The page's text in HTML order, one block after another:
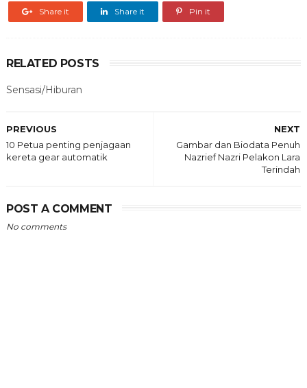
Share it Share it Pin it
RELATED POSTS
Sensasi/Hiburan
NEXT
Gambar dan Biodata Penuh
Nazrief Nazri Pelakon Lara
Terindah
PREVIOUS
10 Petua penting penjagaan
kereta gear automatik
POST A COMMENT
No comments